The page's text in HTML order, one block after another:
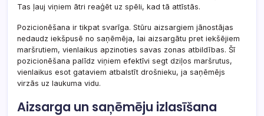
Tas ļauj viņiem ātri reaģēt uz spēli, kad tā attīstās.
Pozicionēšana ir tikpat svarīga. Stūru aizsargiem jānostājas
nedaudz iekšpusē no saņēmēja, lai aizsargātu pret iekšējiem
maršrutiem, vienlaikus apzinoties savas zonas atbildības. Šī
pozicionēšana palīdz viņiem efektīvi segt dziļos maršrutus,
vienlaikus esot gataviem atbalstīt drošnieku, ja saņēmējs
virzās uz laukuma vidu.
Aizsarga un saņēmēju izlasīšana